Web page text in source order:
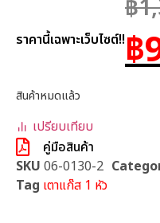
ราคานี้เฉพาะเว็บไซต์!!
฿
฿
สินค้าหมดแล้ว
เปรียบเทียบ
คู่มือสินค้า
SKU 06-0130-2
Tag เตาแก๊ส 1 หัว